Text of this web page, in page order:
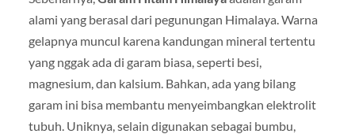
alami yang berasal dari pegunungan Himalaya. Warna
gelapnya muncul karena kandungan mineral tertentu
yang nggak ada di garam biasa, seperti besi,
magnesium, dan kalsium. Bahkan, ada yang bilang
garam ini bisa membantu menyeimbangkan elektrolit
tubuh. Uniknya, selain digunakan sebagai bumbu,